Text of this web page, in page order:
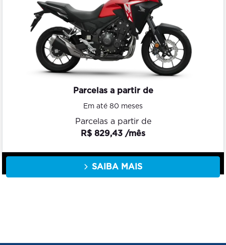
Parcelas a partir de
Em até 80 meses
Parcelas a partir de
R$ 829,43 /mês
SAIBA MAIS